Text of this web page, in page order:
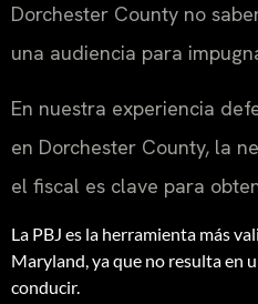
Dorchester County no
una audiencia para
En nuestra experiencia
en Dorchester County, la
el fiscal es clave para
La PBJ es la herramienta más
Maryland, ya que no resulta en
conducir.